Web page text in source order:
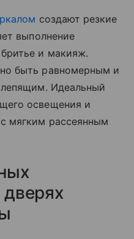
создают резкие
выполнение
и макияж.
быть равномерным и
Идеальный
освещения и
мягким рассеянным
дверях